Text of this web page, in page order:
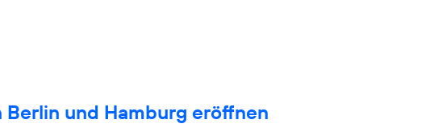
Berlin und Hamburg eröffnen